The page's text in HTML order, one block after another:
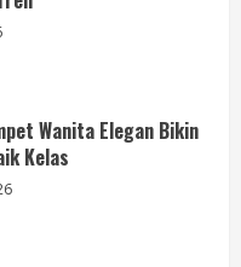
Wanita Elegan Bikin
Kelas